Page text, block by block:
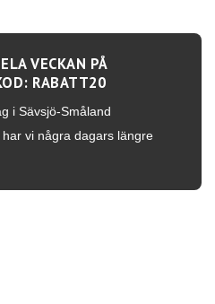
VECKAN PÅ
RABATT20
i Sävsjö-Småland
vi några dagars längre